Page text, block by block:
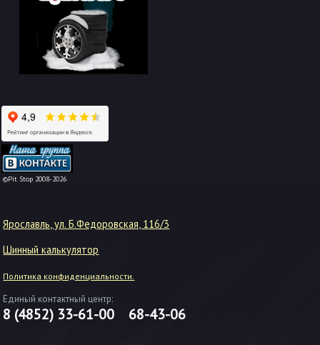
©Pit Stop 2008-2026
-->
Ярославль, ул. Б.Федоровская, 116/3
Шинный калькулятор
Политика конфиденциальности.
Единый контактный центр:
8 (4852) 33-61-00 68-43-06